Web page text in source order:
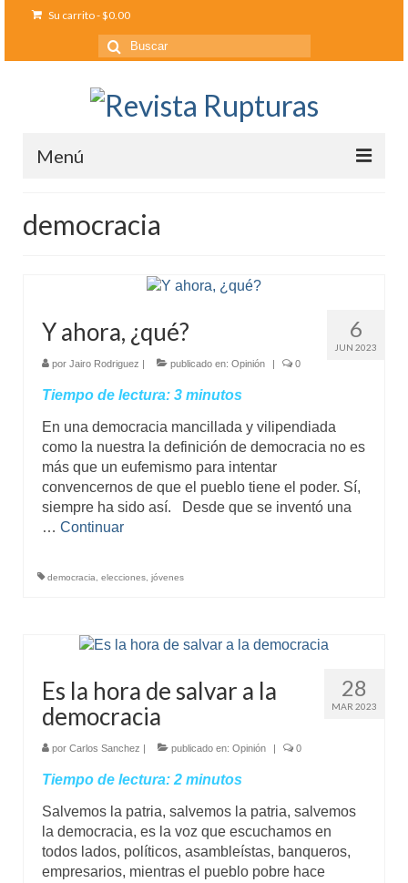
Su carrito-$0.00
Buscar
por:
Menú
Contáctanos
Entreletras
Ciencia
Mundo
Aula Virtual
democracia
6
JUN 2023
Y ahora, ¿qué?
por Jairo Rodriguez | publicado en: Opinión | 0
Tiempo de lectura: 3 minutos
En una democracia mancillada y vilipendiada
como la nuestra la definición de democracia no es
más que un eufemismo para intentar
convencernos de que el pueblo tiene el poder. Sí,
siempre ha sido así. Desde que se inventó una
… Continuar
democracia elecciones jóvenes
28
MAR 2023
Es la hora de salvar a la
democracia
por Carlos Sanchez publicado en: Opinión 0
Tiempo de lectura: 2 minutos
Salvemos la patria, salvemos la patria, salvemos
la democracia, es la voz que escuchamos en
todos lados, políticos, asambleístas, banqueros,
empresarios, mientras el pueblo pobre hace